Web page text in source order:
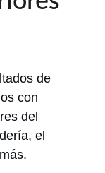
de
con
del
el